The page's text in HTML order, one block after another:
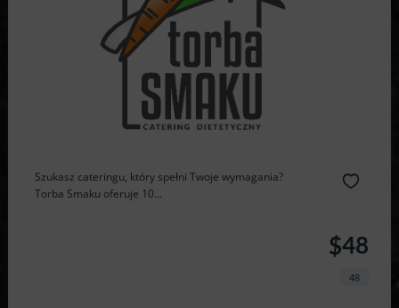
Szukasz cateringu, który spełni Twoje wymagania?
Torba Smaku oferuje 10...
$48
48